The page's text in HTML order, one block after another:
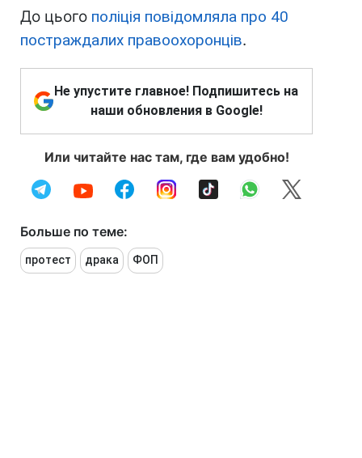
До цього поліція повідомляла про 40
постраждалих правоохоронців.
Не упустите главное! Подпишитесь на
наши обновления в Google!
Или читайте нас там, где вам удобно!
Больше по теме:
протест драка ФОП